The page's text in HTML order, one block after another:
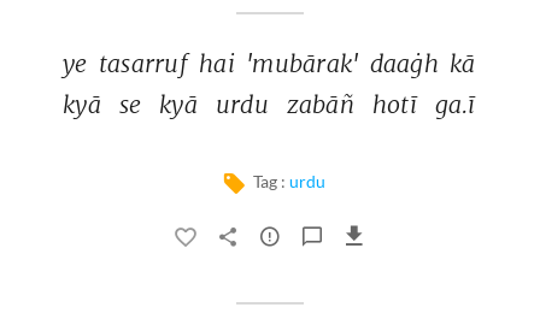
ye tasarruf hai 'mubārak' daaġh kā
kyā
se kyā urdu zabāñ hotī ga.ī
Tag : urdu